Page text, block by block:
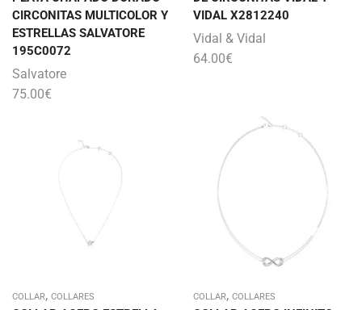
CIRCONITAS MULTICOLOR Y
ESTRELLAS SALVATORE
195C0072
Salvatore
75.00€
VIDAL X2812240
Vidal & Vidal
64.00€
COLLAR, COLLARES COLLAR, COLLARES